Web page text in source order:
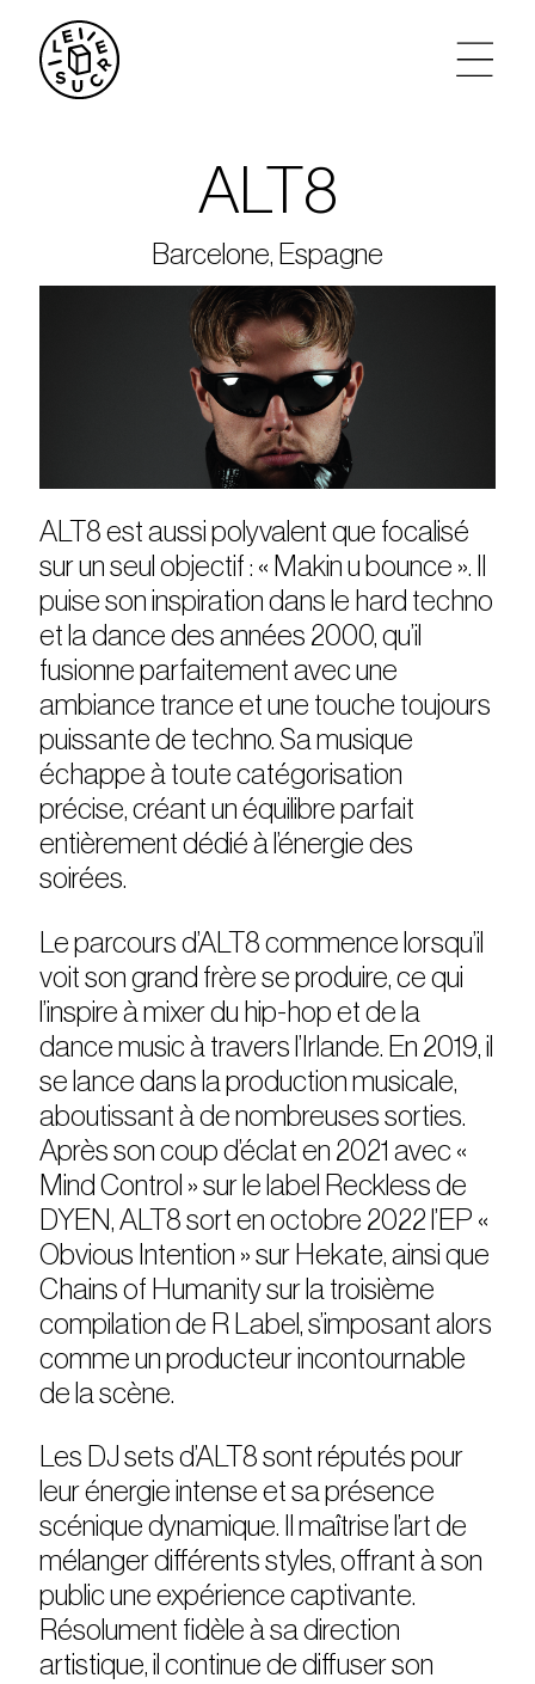
agenda
tickets
le sucre max
partenariats
privatisations
ALT8
Barcelone, Espagne
ALT8 est aussi polyvalent que focalisé
sur un seul objectif : « Makin u bounce ». Il
puise son inspiration dans le hard techno
et la dance des années 2000, qu’il
fusionne parfaitement avec une
ambiance trance et une touche toujours
puissante de techno. Sa musique
échappe à toute catégorisation
précise, créant un équilibre parfait
entièrement dédié à l’énergie des
soirées.
Le parcours d’ALT8 commence lorsqu’il
voit son grand frère se produire, ce qui
l’inspire à mixer du hip-hop et de la
dance music à travers l’Irlande. En 2019, il
se lance dans la production musicale,
aboutissant à de nombreuses sorties.
Après son coup d’éclat en 2021 avec «
Mind Control » sur le label Reckless de
DYEN, ALT8 sort en octobre 2022 l’EP «
Obvious Intention » sur Hekate, ainsi que
Chains of Humanity sur la troisième
compilation de R Label, s’imposant alors
comme un producteur incontournable
de la scène.
Les DJ sets d’ALT8 sont réputés pour
leur énergie intense et sa présence
scénique dynamique. Il maîtrise l’art de
mélanger différents styles, offrant à son
public une expérience captivante.
Résolument fidèle à sa direction
artistique, il continue de diffuser son